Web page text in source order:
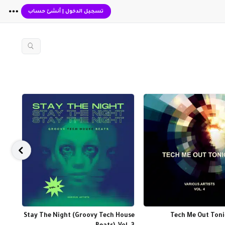
تسجيل الدخول| أنشئ حساب
Tech Me Out
Stay The Night (Groovy Tech House